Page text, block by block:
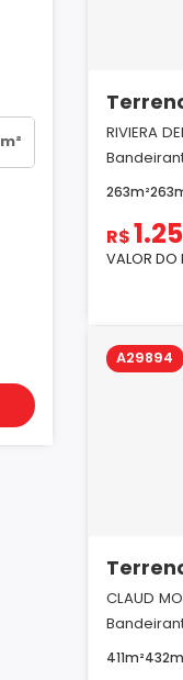
m²
RIVIERA
263m²
R$
VALOR DO
A29894
CLAUD
411m²